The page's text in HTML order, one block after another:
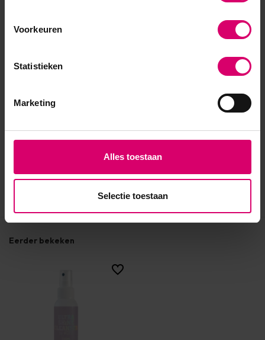
Voorkeuren
Statistieken
Marketing
Alles toestaan
Selectie toestaan
Eerder bekeken